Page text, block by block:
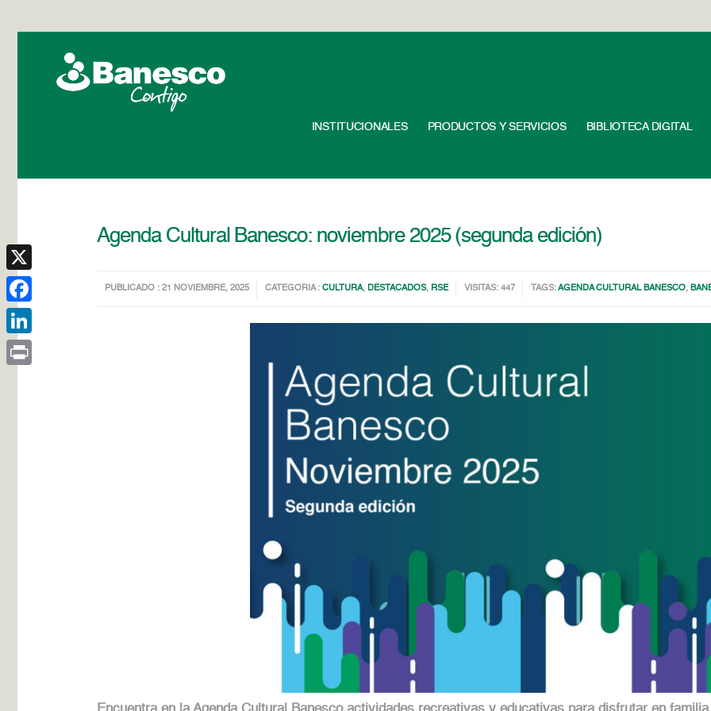
INSTITUCIONALES PRODUCTOS Y SERVICIOS BIBLIOTECA DIGITAL
Agenda Cultural Banesco: noviembre 2025 (segunda edición)
PUBLICADO : 21 NOVIEMBRE, 2025 CATEGORIA :CULTURA, DESTACADOS, RSE VISITAS: 447 TAGS:AGENDA CULTURAL BANESCO,
X
Facebook
LinkedIn